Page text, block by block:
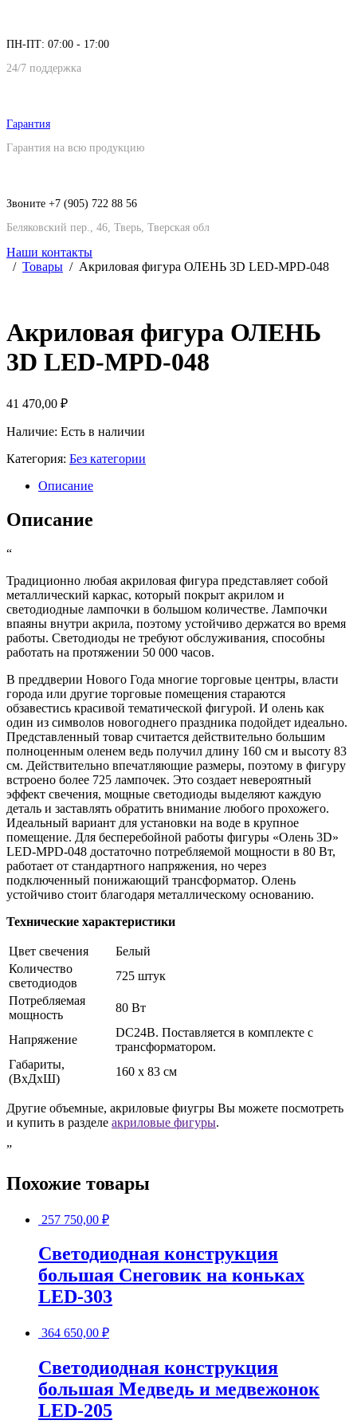
ПН-ПТ: 07:00 - 17:00
24/7 поддержка
Гарантия
Гарантия на всю продукцию
Звоните +7 (905) 722 88 56
Беляковский пер., 46, Тверь, Тверская обл
Наши контакты
Товары
Акриловая фигура ОЛЕНЬ 3D LED-MPD-048
Акриловая фигура ОЛЕНЬ
3D LED-MPD-048
41 470,00 ₽
Наличие: Есть в наличии
Категория: Без категории
Описание
Описание
“
Традиционно любая акриловая фигура представляет собой
металлический каркас, который покрыт акрилом и
светодиодные лампочки в большом количестве. Лампочки
впаяны внутри акрила, поэтому устойчиво держатся во время
работы. Светодиоды не требуют обслуживания, способны
работать на протяжении 50 000 часов.
В преддверии Нового Года многие торговые центры, власти
города или другие торговые помещения стараются
обзавестись красивой тематической фигурой. И олень как
один из символов новогоднего праздника подойдет идеально.
Представленный товар считается действительно большим
полноценным оленем ведь получил длину 160 см и высоту 83
см. Действительно впечатляющие размеры, поэтому в фигуру
встроено более 725 лампочек. Это создает невероятный
эффект свечения, мощные светодиоды выделяют каждую
деталь и заставлять обратить внимание любого прохожего.
Идеальный вариант для установки на воде в крупное
помещение. Для бесперебойной работы фигуры «Олень 3D»
LED-MPD-048 достаточно потребляемой мощности в 80 Вт,
работает от стандартного напряжения, но через
подключенный понижающий трансформатор. Олень
устойчиво стоит благодаря металлическому основанию.
Технические характеристики
Цвет свечения
Белый
Количество
светодиодов
725 штук
Потребляемая
мощность
80 Вт
Напряжение
DC24В. Поставляется в комплекте с
трансформатором.
Габариты,
(ВхДхШ)
160 х 83 см
Другие объемные, акриловые фиугры Вы можете посмотреть
и купить в разделе акриловые фигуры.
”
Похожие товары
257 750,00 ₽
Светодиодная конструкция
большая Снеговик на коньках
LED-303
364 650,00 ₽
Светодиодная конструкция
большая Медведь и медвежонок
LED-205